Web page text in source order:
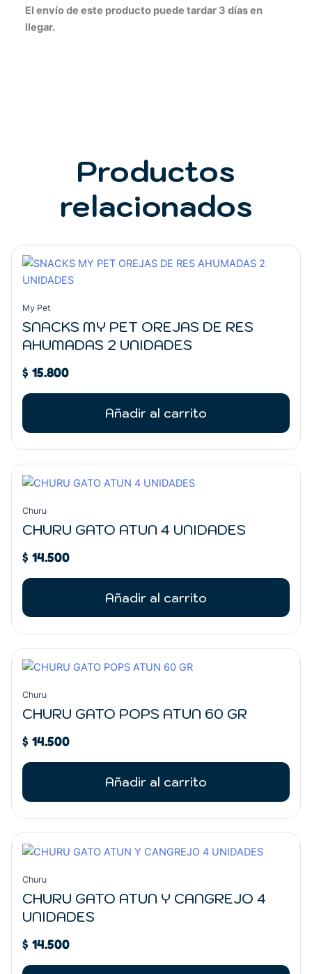
El envío de este producto puede tardar 3 días en
llegar.
Productos
relacionados
My Pet
SNACKS MY PET OREJAS DE RES
AHUMADAS 2 UNIDADES
$ 15.800
Añadir al carrito
Churu
CHURU GATO ATUN 4 UNIDADES
$ 14.500
Añadir al carrito
Churu
CHURU GATO POPS ATUN 60 GR
$ 14.500
Añadir al carrito
Churu
CHURU GATO ATUN Y CANGREJO 4
UNIDADES
$ 14.500